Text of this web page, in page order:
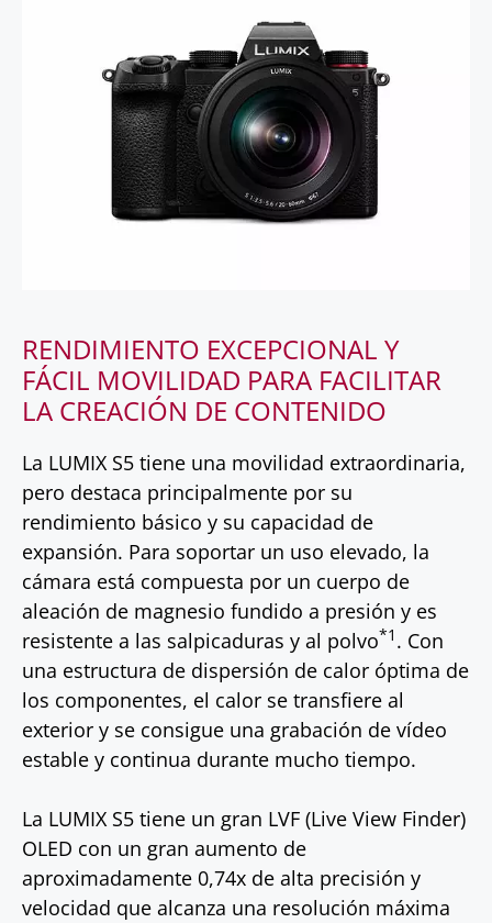
RENDIMIENTO EXCEPCIONAL Y
FÁCIL MOVILIDAD PARA FACILITAR
LA CREACIÓN DE CONTENIDO
La LUMIX S5 tiene una movilidad extraordinaria,
pero destaca principalmente por su
rendimiento básico y su capacidad de
expansión. Para soportar un uso elevado, la
cámara está compuesta por un cuerpo de
aleación de magnesio fundido a presión y es
resistente a las salpicaduras y al polvo*1 . Con
una estructura de dispersión de calor óptima de
los componentes, el calor se transfiere al
exterior y se consigue una grabación de vídeo
estable y continua durante mucho tiempo.
La LUMIX S5 tiene un gran LVF (Live View Finder)
OLED con un gran aumento de
aproximadamente 0,74x de alta precisión y
velocidad que alcanza una resolución máxima